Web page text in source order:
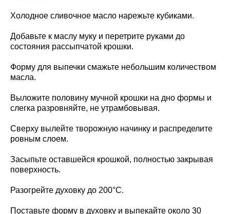
Холодное сливочное масло нарежьте кубиками.
Добавьте к маслу муку и перетрите руками до
состояния рассыпчатой крошки.
Форму для выпечки смажьте небольшим количеством
масла.
Выложите половину мучной крошки на дно формы и
слегка разровняйте, не утрамбовывая.
Сверху вылейте творожную начинку и распределите
ровным слоем.
Засыпьте оставшейся крошкой, полностью закрывая
поверхность.
Разогрейте духовку до 200°C.
Поставьте форму в духовку и выпекайте около 30